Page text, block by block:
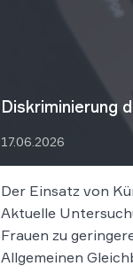
Diskriminierung
17.06.2026
Der Einsatz von
Aktuelle
Frauen zu
Allgemeinen